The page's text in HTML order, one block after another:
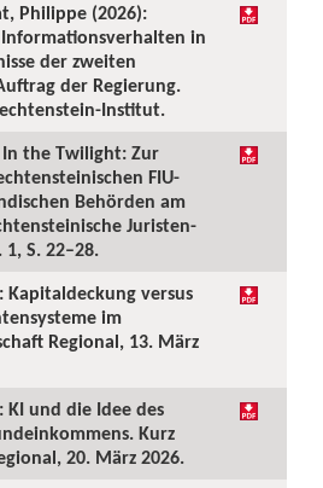
Philippe (2026):
in
der zweiten
der Regierung.
Institut.
In the Twilight: Zur
FIU-
Behörden am
Juristen-
1, S. 22–28.
Kapitaldeckung versus
im
Regional, 13. März
KI und die Idee des
Kurz
20. März 2026.